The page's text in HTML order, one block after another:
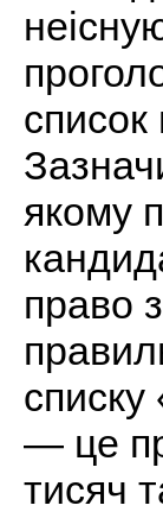
якому
право
списку
— це
тисяч